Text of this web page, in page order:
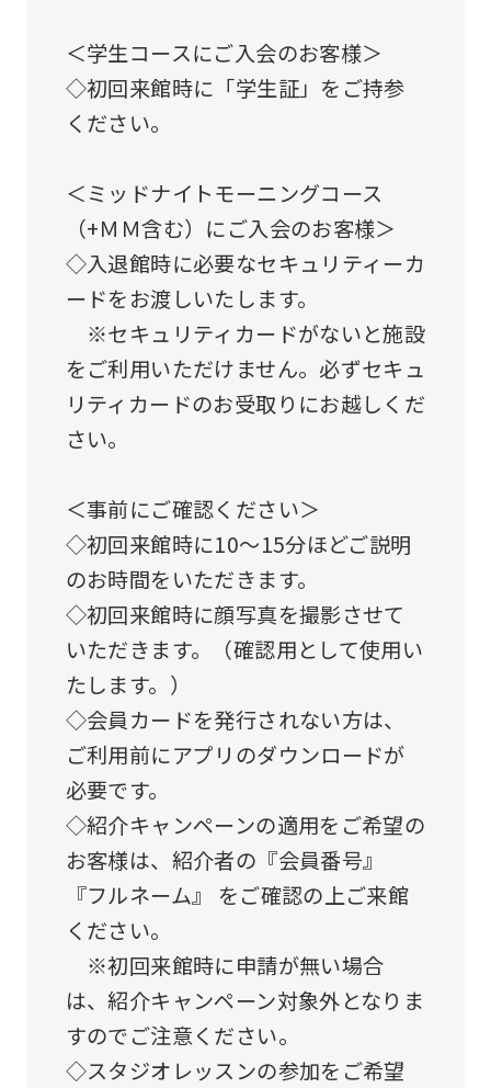
＜学生コースにご入会のお客様＞
◇初回来館時に「学生証」をご持参
ください。
＜ミッドナイトモーニングコース
（+ＭＭ含む）にご入会のお客様＞
◇入退館時に必要なセキュリティーカ
ードをお渡しいたします。
※セキュリティカードがないと施設
をご利用いただけません。必ずセキュ
リティカードのお受取りにお越しくだ
さい。
＜事前にご確認ください＞
◇初回来館時に10～15分ほどご説明
のお時間をいただきます。
◇初回来館時に顔写真を撮影させて
いただきます。（確認用として使用い
たします。）
◇会員カードを発行されない方は、
ご利用前にアプリのダウンロードが
必要です。
◇紹介キャンペーンの適用をご希望の
お客様は、紹介者の『会員番号』
『フルネーム』 をご確認の上ご来館
ください。
※初回来館時に申請が無い場合
は、紹介キャンペーン対象外となりま
すのでご注意ください。
◇スタジオレッスンの参加をご希望
translated
mechanically,
so
not
be
an
accurate
translation.
The
translation
differ
from
the
original
content.
We
ask
that
you
fully
understand
this
before
using
the
service.